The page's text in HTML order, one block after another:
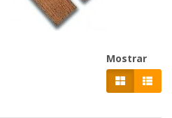
Mostrar